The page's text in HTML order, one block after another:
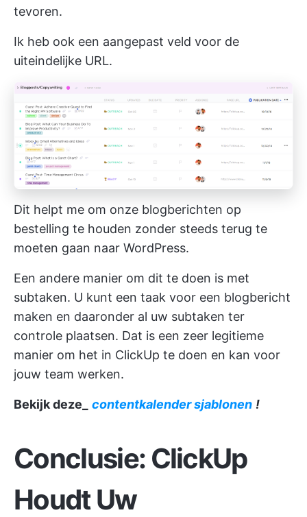
tevoren.
Ik heb ook een aangepast veld voor de
uiteindelijke URL.
Dit helpt me om onze blogberichten op
bestelling te houden zonder steeds terug te
moeten gaan naar WordPress.
Een andere manier om dit te doen is met
subtaken. U kunt een taak voor een blogbericht
maken en daaronder al uw subtaken ter
controle plaatsen. Dat is een zeer legitieme
manier om het in ClickUp te doen en kan voor
jouw team werken.
Bekijk deze_ contentkalender sjablonen !
Conclusie: ClickUp
Houdt Uw